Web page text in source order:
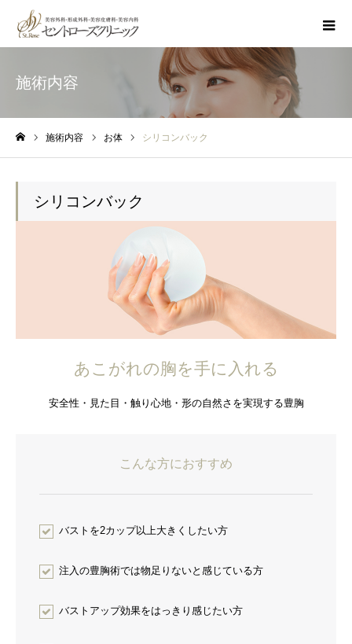
施術内容
施術内容 お体 シリコンバック
シリコンバック
あこがれの胸を手に入れる
安全性・見た目・触り心地・形の自然さを実現する豊胸
こんな方におすすめ
バストを2カップ以上大きくしたい方
注入の豊胸術では物足りないと感じている方
バストアップ効果をはっきり感じたい方